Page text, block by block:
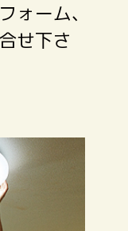
ォーム、
せ下さ